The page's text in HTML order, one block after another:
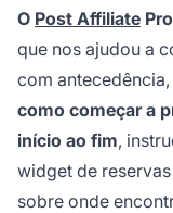
O Post Affiliate
que nos ajudou a
com
como começar a
início ao fim,
widget de
sobre onde